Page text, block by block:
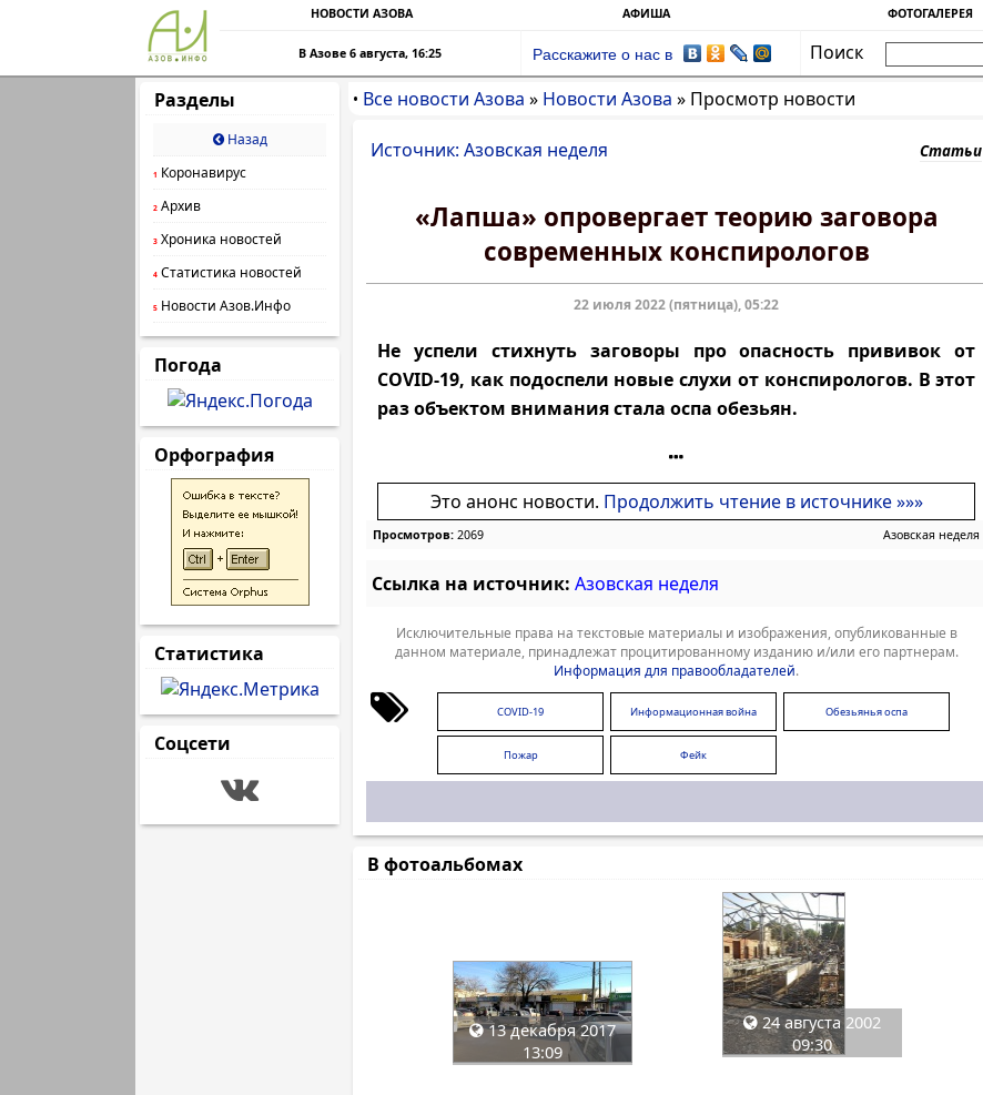
НОВОСТИ АЗОВА АФИША ФОТОГАЛЕРЕЯ
В Азове 6 августа, 16:25 Расскажите о нас в
Поиск
Разделы
Назад
1 Коронавирус
2 Архив
3 Хроника новостей
4 Статистика новостей
5 Новости Азов.Инфо
Погода
Орфография
Статистика
Соцсети
• Все новости Азова » Новости Азова » Просмотр новости
Источник: Азовская неделя Статьи
«Лапша» опровергает теорию заговора
современных конспирологов
22 июля 2022 (пятница), 05:22
Не успели стихнуть заговоры про опасность прививок от
COVID-19, как подоспели новые слухи от конспирологов. В этот
раз объектом внимания стала оспа обезьян.
Это анонс новости. Продолжить чтение в источнике »»»
Просмотров: 2069 Азовская неделя
Ссылка на источник: Азовская неделя
Исключительные права на текстовые материалы и изображения, опубликованные в
данном материале, принадлежат процитированному изданию и/или его партнерам.
Информация для правообладателей.
COVID-19 Информационная война Обезьянья оспа
Пожар Фейк
В фотоальбомах
13 декабря 2017
13:09
24 августа 2002
09:30